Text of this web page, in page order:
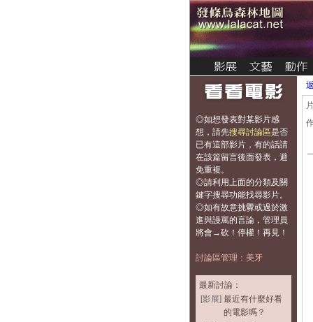
◎如想發表對某影片感
想， 請先搜尋討論區是否
已有這部影片，有的話請
在該篇留言後面發表，避
免重複。
◎請利用上面的分類及關
鍵字搜尋功能找尋影片。
◎如有故意挑釁或過於激
進與謾罵的言論，管理員
將會→砍！停權！再見！
討論區管理：美牙
最新討論：
[影展] 最近有什麼好看
的電影嗎？